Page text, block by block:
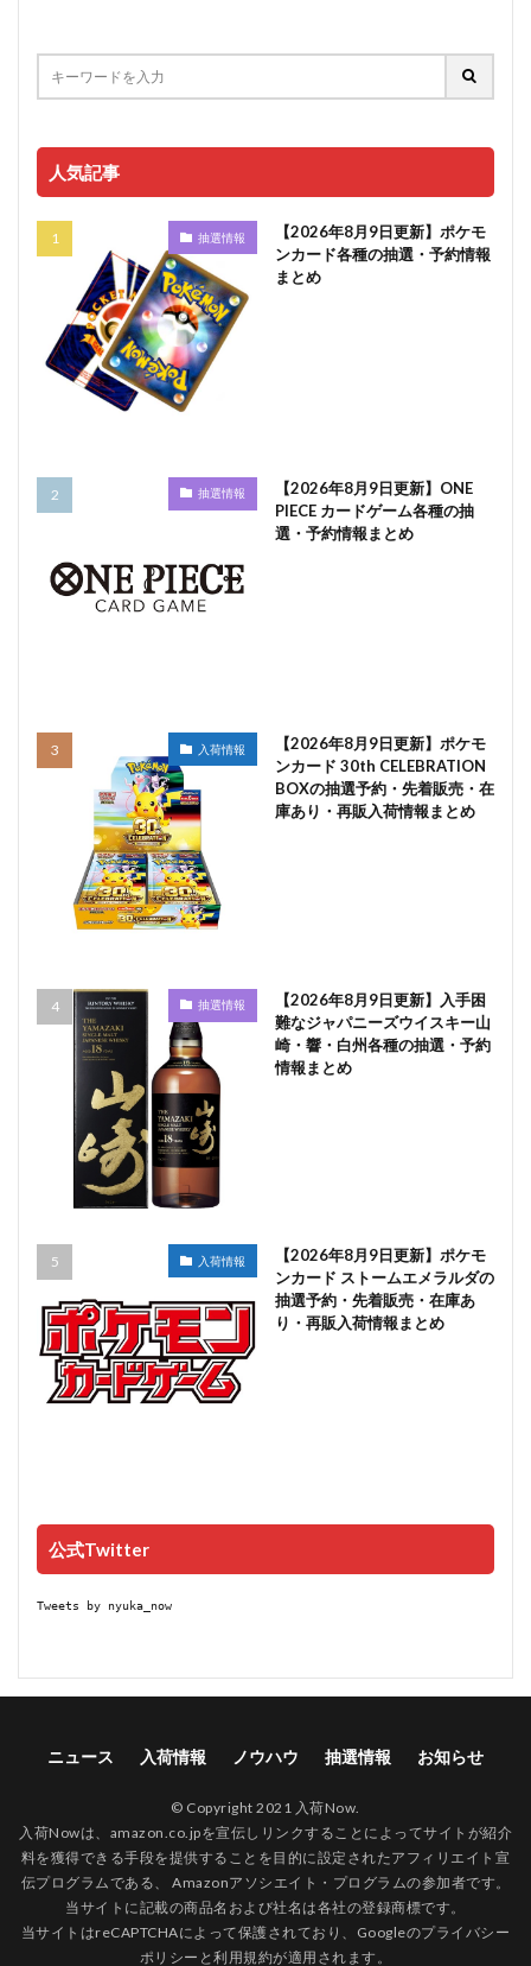
人気記事
抽選情報
【2026年8月9日更新】ポケモ
ンカード各種の抽選・予約情報
まとめ
抽選情報
【2026年8月9日更新】ONE
PIECE カードゲーム各種の抽
選・予約情報まとめ
入荷情報
【2026年8月9日更新】ポケモ
ンカード 30th CELEBRATION
BOXの抽選予約・先着販売・在
庫あり・再販入荷情報まとめ
抽選情報
【2026年8月9日更新】入手困
難なジャパニーズウイスキー山
崎・響・白州各種の抽選・予約
情報まとめ
入荷情報
【2026年8月9日更新】ポケモ
ンカード ストームエメラルダの
抽選予約・先着販売・在庫あ
り・再販入荷情報まとめ
公式Twitter
Tweets by nyuka_now
ニュース 入荷情報 ノウハウ 抽選情報 お知らせ
© Copyright 2021 入荷Now.
入荷Nowは、amazon.co.jpを宣伝しリンクすることによってサイトが紹介
料を獲得できる手段を提供することを目的に設定されたアフィリエイト宣
伝プログラムである、 Amazonアソシエイト・プログラムの参加者です。
当サイトに記載の商品名および社名は各社の登録商標です。
当サイトはreCAPTCHAによって保護されており、Googleのプライバシー
ポリシー と利用規約が適用されます。